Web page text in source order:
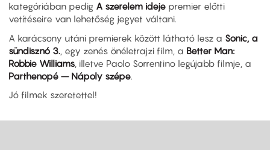
kategóriában pedig A szerelem ideje premier előtti
vetítéseire van lehetőség jegyet váltani.
A karácsony utáni premierek között látható lesz a Sonic, a
sündisznó 3. , egy zenés önéletrajzi film, a Better Man:
Robbie Williams , illetve Paolo Sorrentino legújabb filmje, a
Parthenopé – Nápoly szépe.
Jó filmek szeretettel!